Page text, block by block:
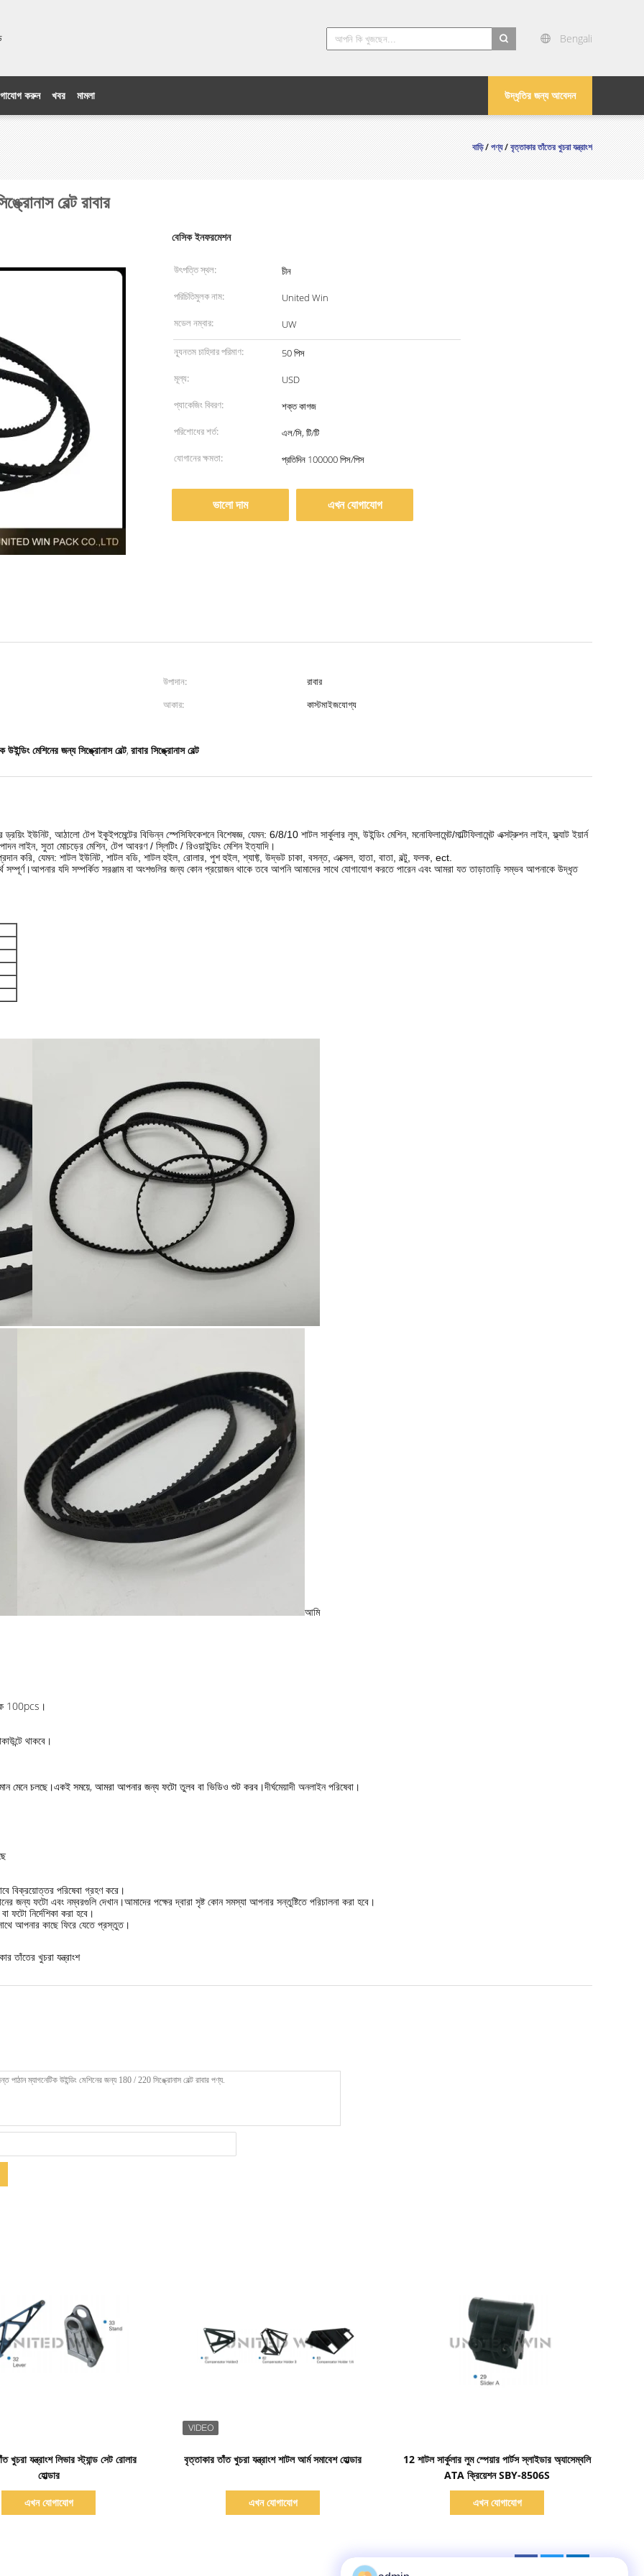
Bengali
উদ্ধৃতির জন্য আবেদন
করুন খবর মামলা
বাড়ি/পণ্য/বৃত্তাকার তাঁতের খুচরা যন্ত্রাংশ
বেল্ট রাবার
বেসিক ইনফরমেশন
উৎপত্তি স্থল:
চীন
পরিচিতিমুলক নাম:
United Win
মডেল নম্বার:
UW
ন্যূনতম চাহিদার পরিমাণ:
50 পিস
মূল্য:
USD
প্যাকেজিং বিবরণ:
শক্ত কাগজ
পরিশোধের শর্ত:
এল/সি, টি/টি
যোগানের ক্ষমতা:
প্রতিদিন 100000 পিস/পিস
ভালো দাম এখন যোগাযোগ
উপাদান:
রাবার
আকার:
কাস্টমাইজযোগ্য
উইন্ডিং মেশিনের জন্য সিঙ্ক্রোনাস বেল্ট, রাবার সিঙ্ক্রোনাস বেল্ট
আঠালো টেপ ইকুইপমেন্টের বিভিন্ন স্পেসিফিকেশনে বিশেষজ্ঞ, যেমন: 6/8/10 শাটল সার্কুলার লুম, উইন্ডিং মেশিন, মনোফিলামেন্ট/মাল্টিফিলামেন্ট এক্সট্রুশন লাইন, ফ্ল্যাট ইয়ার্ন
লাইন, সুতা মোচড়ের মেশিন, টেপ আবরণ / স্লিটিং / রিওয়াইন্ডিং মেশিন ইত্যাদি।
করি, যেমন: শাটল ইউনিট, শাটল বডি, শাটল হুইল, রোলার, পুশ হুইল, শ্যাফ্ট, উদ্ভট চাকা , বসন্ত, এক্সেল, হাতা, বাতা, বল্টু, ফলক, ect.
সম্পূর্ণ।আপনার যদি সম্পর্কিত সরঞ্জাম বা অংশগুলির জন্য কোন প্রয়োজন থাকে তবে আপনি আমাদের সাথে যোগাযোগ করতে পারেন এবং আমরা যত তাড়াতাড়ি সম্ভব আপনাকে উদ্ধৃত
আমি
100pcs।
থাকবে।
মান মেনে চলছে।একই সময়ে, আমরা আপনার জন্য ফটো তুলব বা ভিডিও শুট করব।দীর্ঘমেয়াদী অনলাইন পরিষেবা।
বিক্রয়োত্তর পরিষেবা গ্রহণ করে।
জন্য ফটো এবং নম্বরগুলি দেখান।আমাদের পক্ষের দ্বারা সৃষ্ট কোন সমস্যা আপনার সন্তুষ্টিতে পরিচালনা করা হবে।
ফটো নির্দেশিকা করা হবে।
আপনার কাছে ফিরে যেতে প্রস্তুত।
তাঁতের খুচরা যন্ত্রাংশ
খুচরা যন্ত্রাংশ লিভার স্ট্যান্ড সেট রোলার
হোল্ডার
এখন যোগাযোগ
বৃত্তাকার তাঁত খুচরা যন্ত্রাংশ শাটল আর্ম সমাবেশ হোল্ডার
এখন যোগাযোগ
বিস্তারিত দেখাও
12 শাটল সার্কুলার লুম স্পেয়ার পার্টস স্লাইডার অ্যাসেম্বলি
ATA ক্রিয়েশন SBY-8506S
এখন যোগাযোগ